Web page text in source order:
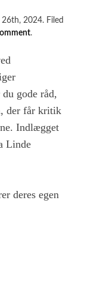
26th, 2024. Filed
on
skal
undgå
undersøgelser
.
gode råd,
der får kritik
Indlægget
Linde
deres egen